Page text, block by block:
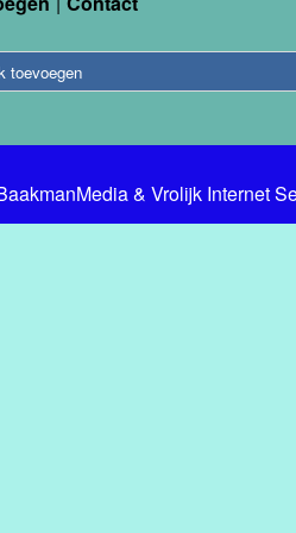
toevoegen
& Vrolijk Internet